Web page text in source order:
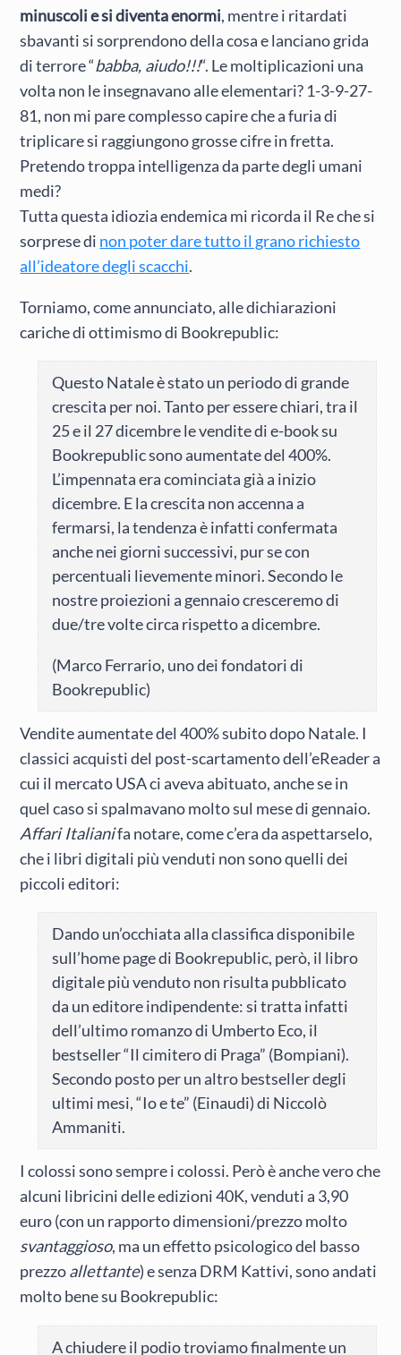
minuscoli e si diventa enormi, mentre i ritardati
sbavanti si sorprendono della cosa e lanciano grida
di terrore “babba, aiudo!!!“. Le moltiplicazioni una
volta non le insegnavano alle elementari? 1-3-9-27-
81, non mi pare complesso capire che a furia di
triplicare si raggiungono grosse cifre in fretta.
Pretendo troppa intelligenza da parte degli umani
medi?
Tutta questa idiozia endemica mi ricorda il Re che si
sorprese di non poter dare tutto il grano richiesto
all’ideatore degli scacchi.
Torniamo, come annunciato, alle dichiarazioni
cariche di ottimismo di Bookrepublic:
Questo Natale è stato un periodo di grande
crescita per noi. Tanto per essere chiari, tra il
25 e il 27 dicembre le vendite di e-book su
Bookrepublic sono aumentate del 400%.
L’impennata era cominciata già a inizio
dicembre. E la crescita non accenna a
fermarsi, la tendenza è infatti confermata
anche nei giorni successivi, pur se con
percentuali lievemente minori. Secondo le
nostre proiezioni a gennaio cresceremo di
due/tre volte circa rispetto a dicembre.
(Marco Ferrario, uno dei fondatori di
Bookrepublic)
Vendite aumentate del 400% subito dopo Natale. I
classici acquisti del post-scartamento dell’eReader a
cui il mercato USA ci aveva abituato, anche se in
quel caso si spalmavano molto sul mese di gennaio.
Affari Italianifa notare, come c’era da aspettarselo,
che i libri digitali più venduti non sono quelli dei
piccoli editori:
Dando un’occhiata alla classifica disponibile
sull’home page di Bookrepublic, però, il libro
digitale più venduto non risulta pubblicato
da un editore indipendente: si tratta infatti
dell’ultimo romanzo di Umberto Eco, il
bestseller “Il cimitero di Praga” (Bompiani).
Secondo posto per un altro bestseller degli
ultimi mesi, “Io e te” (Einaudi) di Niccolò
Ammaniti.
I colossi sono sempre i colossi. Però è anche vero che
alcuni libricini delle edizioni 40K, venduti a 3,90
euro (con un rapporto dimensioni/prezzo molto
svantaggioso, ma un effetto psicologico del basso
prezzoallettante) e senza DRM Kattivi, sono andati
molto bene su Bookrepublic:
A chiudere il podio troviamo finalmente un